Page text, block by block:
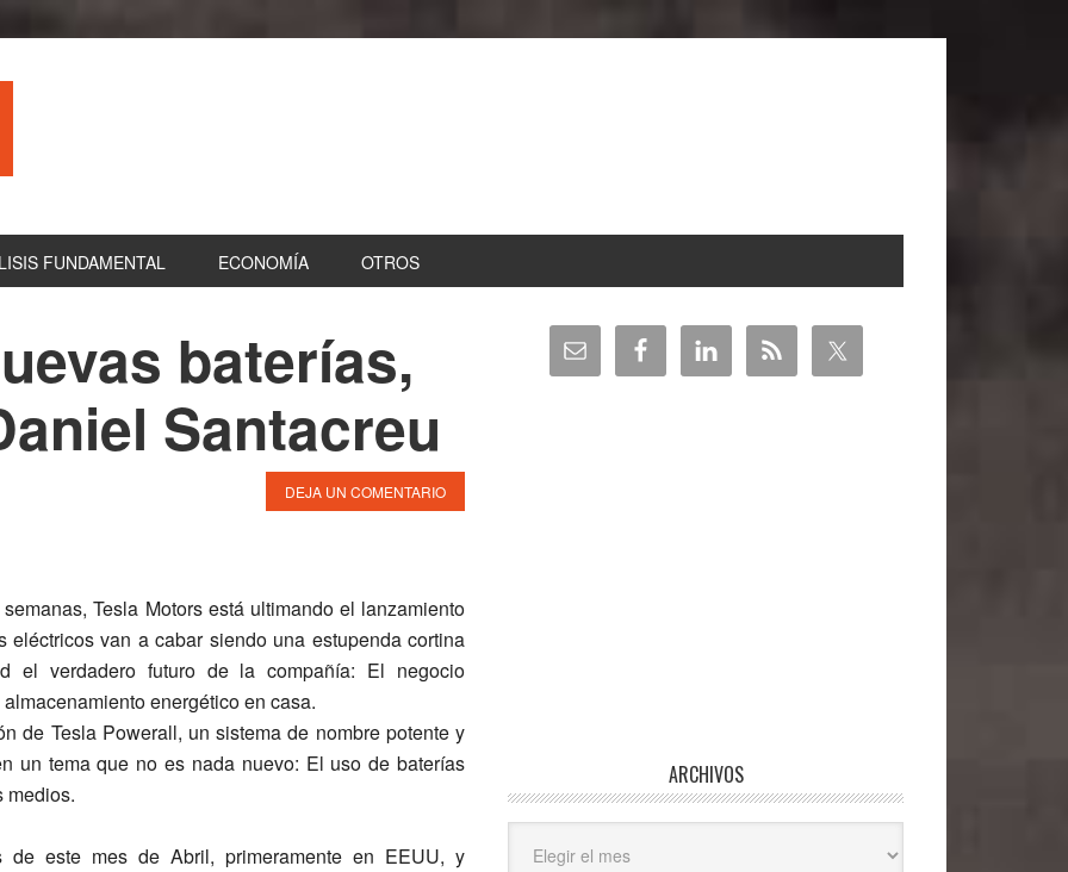
FUNDAMENTAL ECONOMÍA OTROS
baterías,
Santacreu
DEJA UN COMENTARIO
Tesla Motors está ultimando el lanzamiento
van a cabar siendo una estupenda cortina
el verdadero futuro de la compañía: El negocio
energético en casa.
de Tesla Powerall, un sistema de nombre potente y
un tema que no es nada nuevo: El uso de baterías
medios.
de este mes de Abril, primeramente en EEUU, y
Barra
lateral
ARCHIVOS